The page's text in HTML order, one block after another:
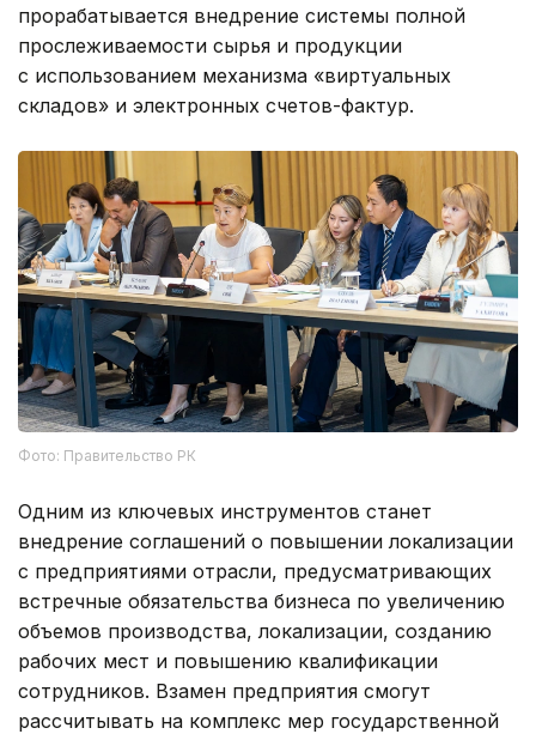
прорабатывается внедрение системы полной
прослеживаемости сырья и продукции
с использованием механизма «виртуальных
складов» и электронных счетов-фактур.
Фото: Правительство РК
Одним из ключевых инструментов станет
внедрение соглашений о повышении локализации
с предприятиями отрасли, предусматривающих
встречные обязательства бизнеса по увеличению
объемов производства, локализации, созданию
рабочих мест и повышению квалификации
сотрудников. Взамен предприятия смогут
рассчитывать на комплекс мер государственной